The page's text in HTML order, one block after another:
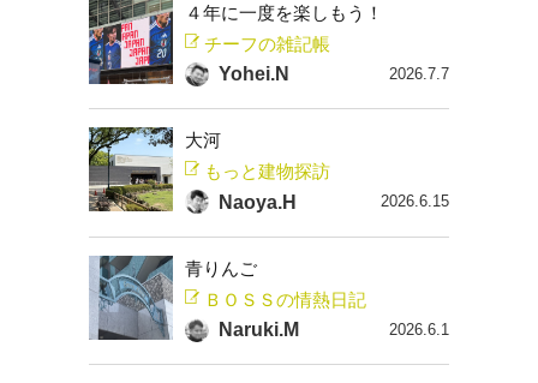
４年に一度を楽しもう！
チーフの雑記帳
Yohei.N
2026.7.7
大河
もっと建物探訪
Naoya.H
2026.6.15
青りんご
ＢＯＳＳの情熱日記
Naruki.M
2026.6.1